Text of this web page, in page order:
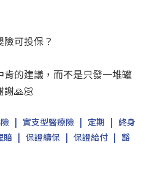
可投保？
的建議，而不是只發一堆罐
🙏🏻
實支型醫療險 定期
終身
賠 保證續保 保證給付
豁